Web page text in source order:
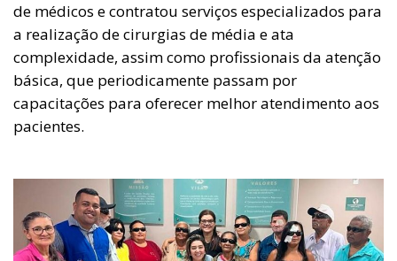
de médicos e contratou serviços especializados para
a realização de cirurgias de média e ata
complexidade, assim como profissionais da atenção
básica, que periodicamente passam por
capacitações para oferecer melhor atendimento aos
pacientes.